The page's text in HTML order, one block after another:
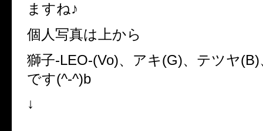
ますね♪
個人写真は上から
獅子-LEO-(Vo)、アキ(G)、テツヤ
です(^-^)b
↓